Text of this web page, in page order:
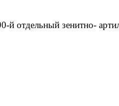
й отдельный зенитно-